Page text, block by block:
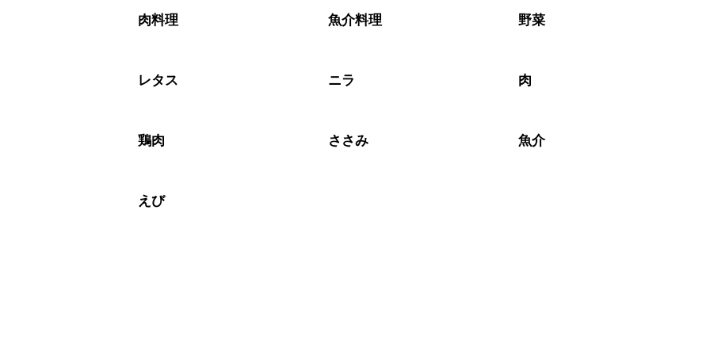
※日持ちは目安です。
肉料理 魚介料理 野菜
レタス ニラ 肉
鶏肉 ささみ 魚介
えび